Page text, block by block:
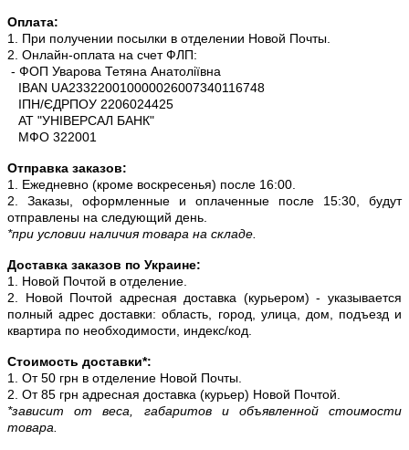
Оплата:
1. При получении посылки в отделении Новой Почты.
2. Онлайн-оплата на счет ФЛП:
- ФОП Уварова Тетяна Анатоліївна
IBAN UA233220010000026007340116748
ІПН/ЄДРПОУ 2206024425
АТ "УНІВЕРСАЛ БАНК"
МФО 322001
Отправка заказов:
1. Ежедневно (кроме воскресенья) после 16:00.
2. Заказы, оформленные и оплаченные после 15:30, будут
отправлены на следующий день.
*при условии наличия товара на складе.
Доставка заказов по Украине:
1. Новой Почтой в отделение.
2. Новой Почтой адресная доставка (курьером) - указывается
полный адрес доставки: область, город, улица, дом, подъезд и
квартира по необходимости, индекс/код.
Стоимость доставки*:
1. От 50 грн в отделение Новой Почты.
2. От 85 грн адресная доставка (курьер) Новой Почтой.
*зависит от веса, габаритов и объявленной стоимости
товара.